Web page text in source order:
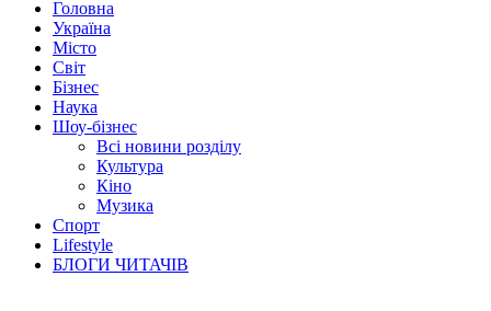
Головна
Україна
Місто
Світ
Бізнес
Наука
Шоу-бізнес
Всі новини розділу
Культура
Кіно
Музика
Спорт
Lifestyle
БЛОГИ ЧИТАЧІВ